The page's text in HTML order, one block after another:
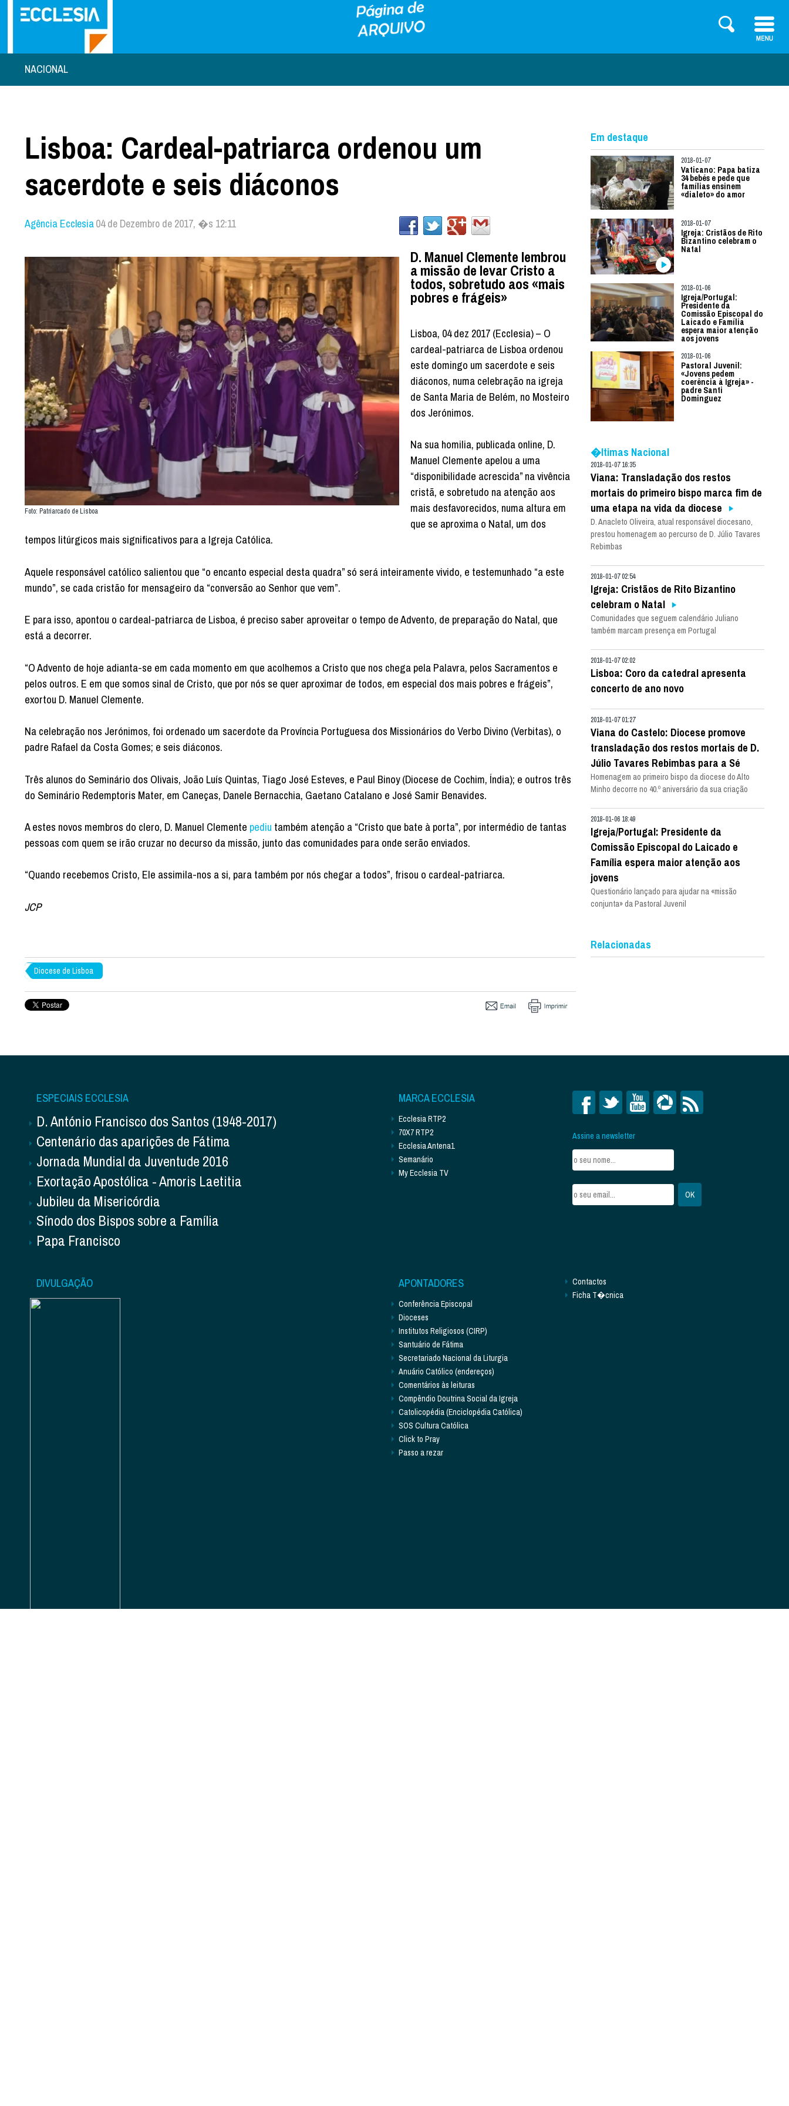
NACIONAL
Lisboa: Cardeal-patriarca ordenou um
sacerdote e seis diáconos
Agência Ecclesia04 de Dezembro de 2017, �s 12:11
Foto: Patriarcado de Lisboa
D. Manuel Clemente lembrou
a missão de levar Cristo a
todos, sobretudo aos «mais
pobres e frágeis»
Lisboa, 04 dez 2017 (Ecclesia) – O
cardeal-patriarca de Lisboa ordenou
este domingo um sacerdote e seis
diáconos, numa celebração na igreja
de Santa Maria de Belém, no Mosteiro
dos Jerónimos.
Na sua homilia, publicada online, D.
Manuel Clemente apelou a uma
“disponibilidade acrescida” na vivência
cristã, e sobretudo na atenção aos
mais desfavorecidos, numa altura em
que se aproxima o Natal, um dos
tempos litúrgicos mais significativos para a Igreja Católica.
Aquele responsável católico salientou que “o encanto especial desta quadra” só será inteiramente vivido, e testemunhado “a este
mundo”, se cada cristão for mensageiro da “conversão ao Senhor que vem”.
E para isso, apontou o cardeal-patriarca de Lisboa, é preciso saber aproveitar o tempo de Advento, de preparação do Natal, que
está a decorrer.
“O Advento de hoje adianta-se em cada momento em que acolhemos a Cristo que nos chega pela Palavra, pelos Sacramentos e
pelos outros. E em que somos sinal de Cristo, que por nós se quer aproximar de todos, em especial dos mais pobres e frágeis”,
exortou D. Manuel Clemente.
Na celebração nos Jerónimos, foi ordenado um sacerdote da Província Portuguesa dos Missionários do Verbo Divino (Verbitas), o
padre Rafael da Costa Gomes; e seis diáconos.
Três alunos do Seminário dos Olivais, João Luís Quintas, Tiago José Esteves, e Paul Binoy (Diocese de Cochim, Índia); e outros três
do Seminário Redemptoris Mater, em Caneças, Danele Bernacchia, Gaetano Catalano e José Samir Benavides.
A estes novos membros do clero, D. Manuel Clemente pediu também atenção a “Cristo que bate à porta”, por intermédio de tantas
pessoas com quem se irão cruzar no decurso da missão, junto das comunidades para onde serão enviados.
“Quando recebemos Cristo, Ele assimila-nos a si, para também por nós chegar a todos”, frisou o cardeal-patriarca.
JCP
Diocese de Lisboa
Em destaque
2018-01-07
Vaticano: Papa batiza
34 bebés e pede que
famílias ensinem
«dialeto» do amor
2018-01-07
Igreja: Cristãos de Rito
Bizantino celebram o
Natal
2018-01-06
Igreja/Portugal:
Presidente da
Comissão Episcopal do
Laicado e Família
espera maior atenção
aos jovens
2018-01-06
Pastoral Juvenil:
«Jovens pedem
coerência à Igreja» -
padre Santi
Dominguez
�ltimas Nacional
2018-01-07 16:35
Viana: Transladação dos restos
mortais do primeiro bispo marca fim de
uma etapa na vida da diocese
D. Anacleto Oliveira, atual responsável diocesano,
prestou homenagem ao percurso de D. Júlio Tavares
Rebimbas
2018-01-07 02:54
Igreja: Cristãos de Rito Bizantino
celebram o Natal
Comunidades que seguem calendário Juliano
também marcam presença em Portugal
2018-01-07 02:02
Lisboa: Coro da catedral apresenta
concerto de ano novo
2018-01-07 01:27
Viana do Castelo: Diocese promove
transladação dos restos mortais de D.
Júlio Tavares Rebimbas para a Sé
Homenagem ao primeiro bispo da diocese do Alto
Minho decorre no 40.º aniversário da sua criação
2018-01-06 18:49
Igreja/Portugal: Presidente da
Comissão Episcopal do Laicado e
Família espera maior atenção aos
jovens
Questionário lançado para ajudar na «missão
conjunta» da Pastoral Juvenil
Relacionadas
ESPECIAIS ECCLESIA
D. António Francisco dos Santos (1948-2017)
Centenário das aparições de Fátima
Jornada Mundial da Juventude 2016
Exortação Apostólica - Amoris Laetitia
Jubileu da Misericórdia
Sínodo dos Bispos sobre a Família
Papa Francisco
MARCA ECCLESIA
Ecclesia RTP2
70X7 RTP2
Ecclesia Antena1
Semanário
My Ecclesia TV
Assine a newsletter
DIVULGAÇÃO APONTADORES
Conferência Episcopal
Dioceses
Institutos Religiosos (CIRP)
Santuário de Fátima
Secretariado Nacional da Liturgia
Anuário Católico (endereços)
Comentários às leituras
Compêndio Doutrina Social da Igreja
Catolicopédia (Enciclopédia Católica)
SOS Cultura Católica
Click to Pray
Passo a rezar
Contactos
Ficha T�cnica